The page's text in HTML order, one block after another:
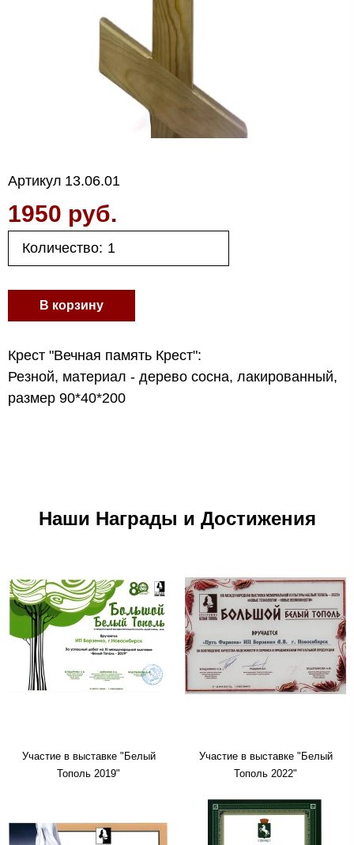
Артикул 13.06.01
1950 руб.
Количество:
В корзину
Крест "Вечная память Крест":
Резной, материал - дерево сосна, лакированный,
размер 90*40*200
Наши Награды и Достижения
Участие в выставке "Белый
Тополь 2019"
Участие в выставке "Белый
Тополь 2022"